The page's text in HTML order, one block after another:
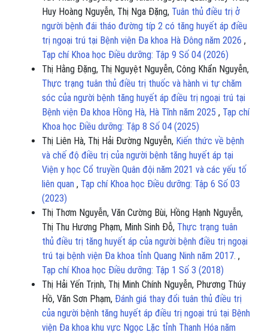
Huy Hoàng Nguyễn, Thị Nga Đặng, Tuân thủ điều trị ở
người bệnh đái tháo đường típ 2 có tăng huyết áp điều
trị ngoại trú tại Bệnh viện Đa khoa Hà Đông năm 2026 ,
Tạp chí Khoa học Điều dưỡng: Tập 9 Số 04 (2026)
Thị Hằng Đặng, Thị Nguyệt Nguyễn, Công Khẩn Nguyễn,
Thực trạng tuân thủ điều trị thuốc và hành vi tự chăm
sóc của người bệnh tăng huyết áp điều trị ngoại trú tại
Bệnh viện Đa khoa Hồng Hà, Hà Tĩnh năm 2025 , Tạp chí
Khoa học Điều dưỡng: Tập 8 Số 04 (2025)
Thị Liên Hà, Thị Hải Đường Nguyễn, Kiến thức về bệnh
và chế độ điều trị của người bệnh tăng huyết áp tại
Viện y học Cổ truyền Quân đội năm 2021 và các yếu tố
liên quan , Tạp chí Khoa học Điều dưỡng: Tập 6 Số 03
(2023)
Thị Thơm Nguyễn, Văn Cường Bùi, Hồng Hạnh Nguyễn,
Thị Thu Hương Phạm, Minh Sinh Đỗ, Thực trạng tuân
thủ điều trị tăng huyết áp của người bệnh điều trị ngoại
trú tại bệnh viện Đa khoa tỉnh Quang Ninh năm 2017. ,
Tạp chí Khoa học Điều dưỡng: Tập 1 Số 3 (2018)
Thị Hải Yến Trịnh, Thị Minh Chính Nguyễn, Phương Thúy
Hồ, Văn Sơn Phạm, Đánh giá thay đổi tuân thủ điều trị
của người bệnh tăng huyết áp điều trị ngoại trú tại Bệnh
viện Đa khoa khu vực Ngọc Lặc tỉnh Thanh Hóa năm